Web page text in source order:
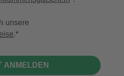
unsere
.
ANMELDEN